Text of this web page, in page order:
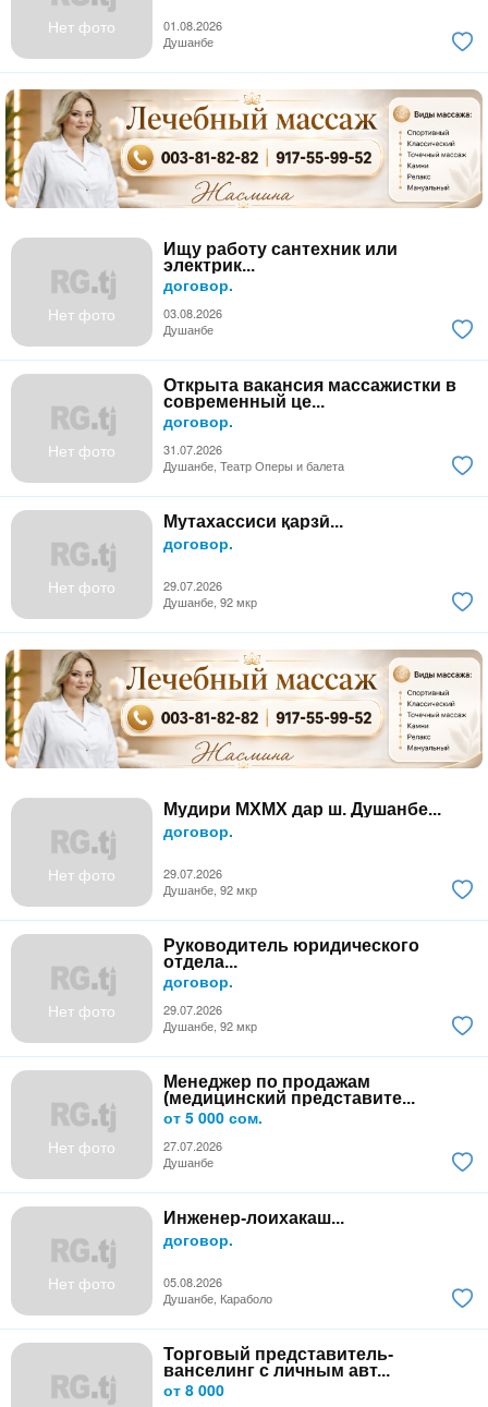
Нет фото
01.08.2026
Душанбе
Нет фото
Ищу работу сантехник или
электрик...
договор.
03.08.2026
Душанбе
Нет фото
Открыта вакансия массажистки в
современный це...
договор.
31.07.2026
Душанбе, Театр Оперы и балета
Нет фото
Мутахассиси қарзӣ...
договор.
29.07.2026
Душанбе, 92 мкр
Нет фото
Мудири МХМХ дар ш. Душанбе...
договор.
29.07.2026
Душанбе, 92 мкр
Нет фото
Руководитель юридического
отдела...
договор.
29.07.2026
Душанбе, 92 мкр
Нет фото
Менеджер по продажам
(медицинский представите...
от 5 000 сом.
27.07.2026
Душанбе
Нет фото
Инженер-лоихакаш...
договор.
05.08.2026
Душанбе, Караболо
Торговый представитель-
ванселинг с личным авт...
от 8 000